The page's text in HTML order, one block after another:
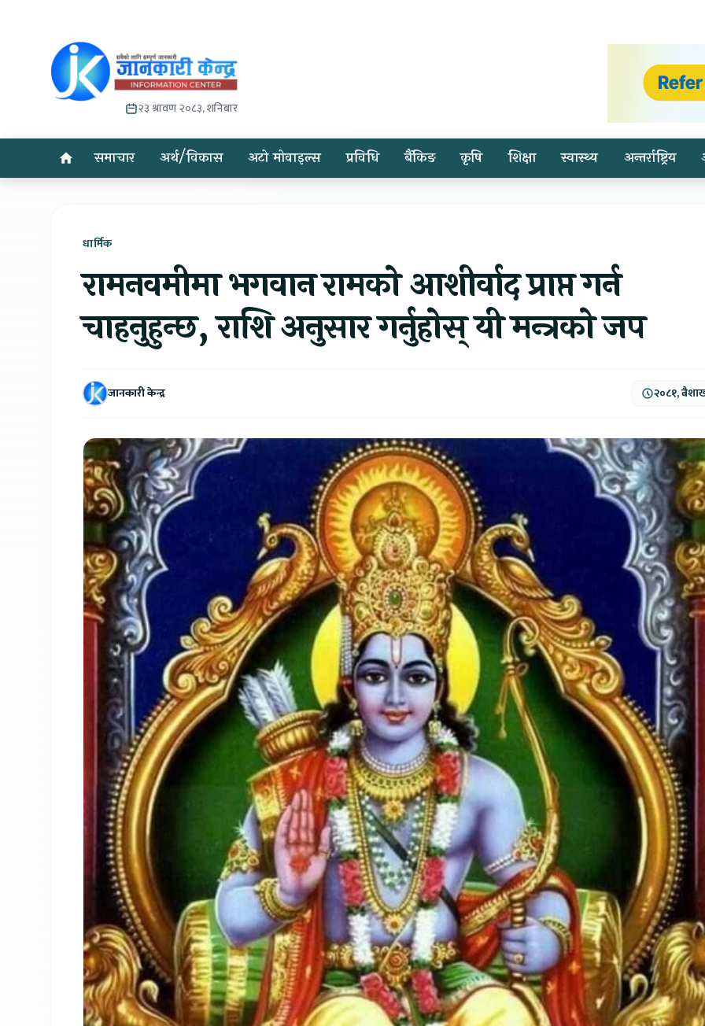
२३ श्रावण २०८३, शनिबार
समाचार अर्थ/विकास अटो मोवाइल्स प्रविधि बैंकिङ कृषि शिक्षा स्वास्थ्य अन्तर्राष्ट्रिय
धार्मिक
रामनवमीमा भगवान रामको आशीर्वाद प्राप्त गर्न
चाहनुहुन्छ, राशि अनुसार गर्नुहोस् यी मन्त्रको जप
जानकारी केन्द्र २०८१,